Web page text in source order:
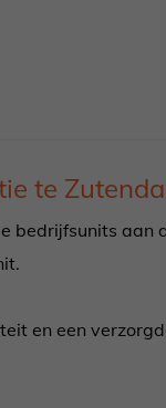
te
bedrijfsunits aan
en een